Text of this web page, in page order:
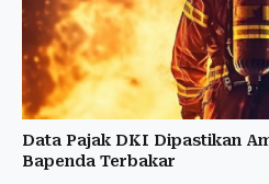
Data Pajak DKI Dipastikan
Bapenda Terbakar